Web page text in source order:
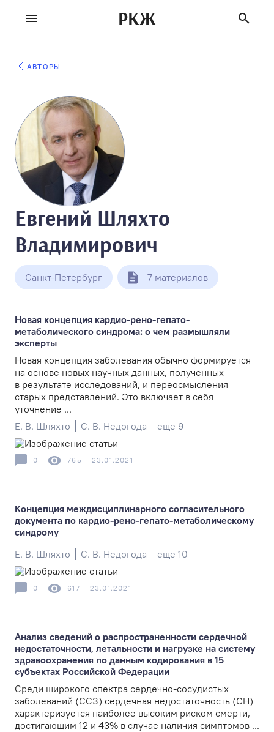
РКЖ
АВТОРЫ
Евгений Шляхто
Владимирович
Санкт-Петербург 7 материалов
Новая концепция кардио-рено-гепато-
метаболического синдрома: о чем размышляли
эксперты
Новая концепция заболевания обычно формируется
на основе новых научных данных, полученных
в результате исследований, и переосмысления
старых представлений. Это включает в себя
уточнение ...
Е. В. Шляхто
С. В. Недогода еще 9
0 765 23.01.2021
Концепция междисциплинарного согласительного
документа по кардио-рено-гепато-метаболическому
синдрому
Е. В. Шляхто
С. В. Недогода еще 10
0 617 23.01.2021
Анализ сведений о распространенности сердечной
недостаточности, летальности и нагрузке на систему
здравоохранения по данным кодирования в 15
субъектах Российской Федерации
Среди широкого спектра сердечно-сосудистых
заболеваний (ССЗ) сердечная недостаточность (СН)
характеризуется наиболее высоким риском смерти,
достигающим 12 и 43% в случае наличия симптомов ...